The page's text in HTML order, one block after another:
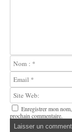
Enregistrer mon
prochain commentaire.